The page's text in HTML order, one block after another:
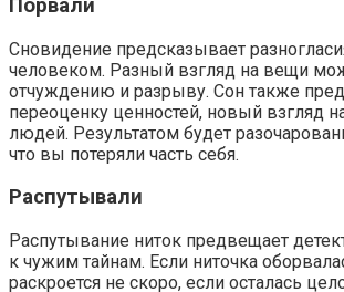
Порвали
Сновидение предсказывает
человеком. Разный взгляд на вещи
отчуждению и разрыву. Сон также
переоценку ценностей, новый взгляд
людей. Результатом будет
что вы потеряли часть себя.
Распутывали
Распутывание ниток предвещает
к чужим тайнам. Если ниточка
раскроется не скоро, если осталась